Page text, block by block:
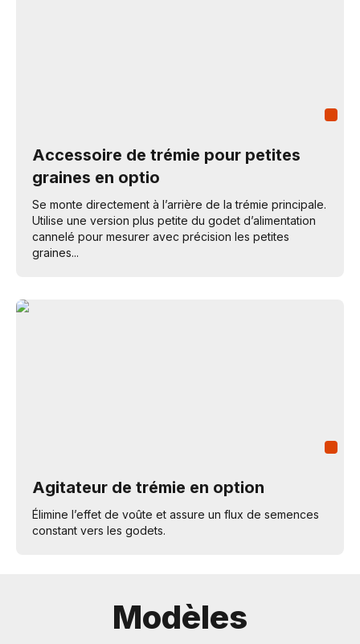
Accessoire de trémie pour petites
graines en optio
Se monte directement à l’arrière de la trémie principale.
Utilise une version plus petite du godet d’alimentation
cannelé pour mesurer avec précision les petites
graines...
Agitateur de trémie en option
Élimine l’effet de voûte et assure un flux de semences
constant vers les godets.
Modèles